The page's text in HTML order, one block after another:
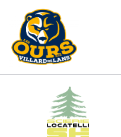
Panneau de gestion des cookies